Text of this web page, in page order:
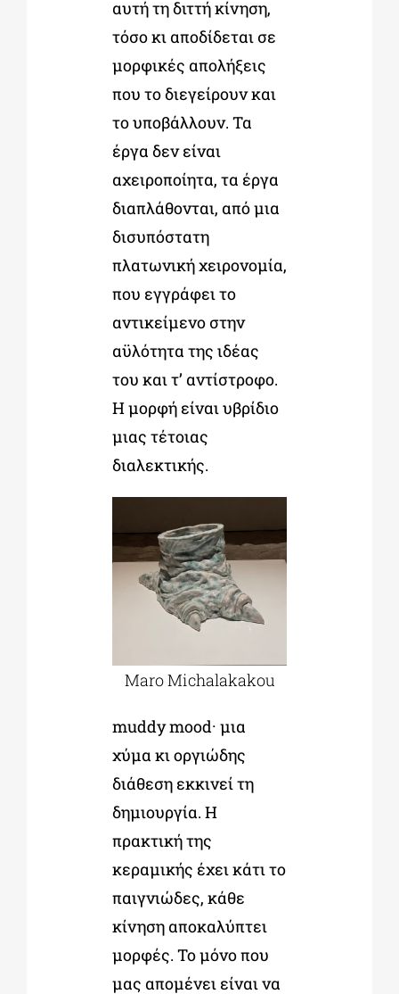
αυτή τη διττή κίνηση,
τόσο κι αποδίδεται σε
μορφικές απολήξεις
που το διεγείρουν και
το υποβάλλουν. Τα
έργα δεν είναι
αχειροποίητα, τα έργα
διαπλάθονται, από μια
δισυπόστατη
πλατωνική χειρονομία,
που εγγράφει το
αντικείμενο στην
αϋλότητα της ιδέας
του και τ’ αντίστροφο.
Η μορφή είναι υβρίδιο
μιας τέτοιας
διαλεκτικής.
Maro Michalakakou
muddy mood· μια
χύμα κι οργιώδης
διάθεση εκκινεί τη
δημιουργία. Η
πρακτική της
κεραμικής έχει κάτι το
παιγνιώδες, κάθε
κίνηση αποκαλύπτει
μορφές. Το μόνο που
μας απομένει είναι να